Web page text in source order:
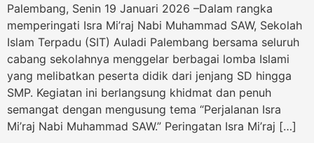
Palembang, Senin 19 Januari 2026 –Dalam rangka
memperingati Isra Mi’raj Nabi Muhammad SAW, Sekolah
Islam Terpadu (SIT) Auladi Palembang bersama seluruh
cabang sekolahnya menggelar berbagai lomba Islami
yang melibatkan peserta didik dari jenjang SD hingga
SMP. Kegiatan ini berlangsung khidmat dan penuh
semangat dengan mengusung tema “Perjalanan Isra
Mi’raj Nabi Muhammad SAW.” Peringatan Isra Mi’raj […]